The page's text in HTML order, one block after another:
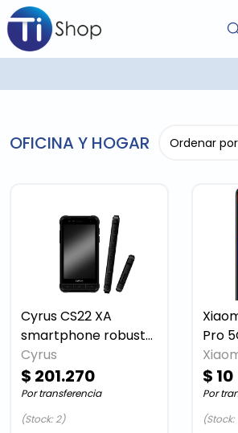
OFICINA Y HOGAR
Cyrus CS22 XA
smartphone robusto
Android 9 2 GB – 256
GB 4.7”(1920 x 1080)
Cyrus
$ 201.270
Por transferencia
(Stock: 2)
Pro 5G
doble RAM 6 GB /
$ 10
Por
(Stock: